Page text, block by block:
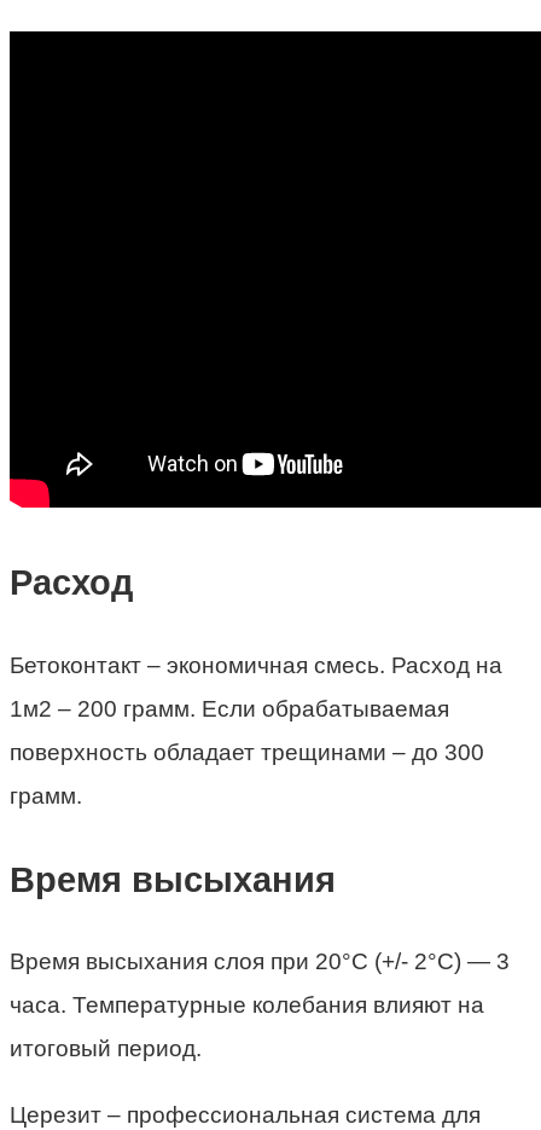
Расход
Бетоконтакт – экономичная смесь. Расход на
1м2 – 200 грамм. Если обрабатываемая
поверхность обладает трещинами – до 300
грамм.
Время высыхания
Время высыхания слоя при 20°C (+/- 2°C) — 3
часа. Температурные колебания влияют на
итоговый период.
Церезит – профессиональная система для